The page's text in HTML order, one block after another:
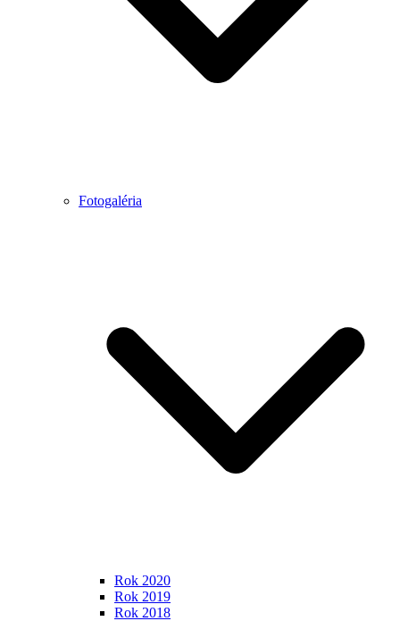
Fotogaléria
Rok 2020
Rok 2019
Rok 2018